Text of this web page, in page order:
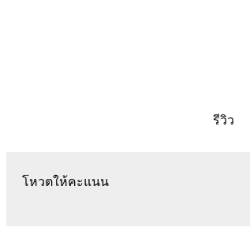
รีวิว
โหวตให้คะแนน